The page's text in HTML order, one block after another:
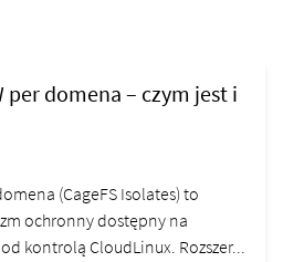
per domena – czym jest i
(CageFS Isolates) to
ochronny dostępny na
kontrolą CloudLinux. Rozszer...